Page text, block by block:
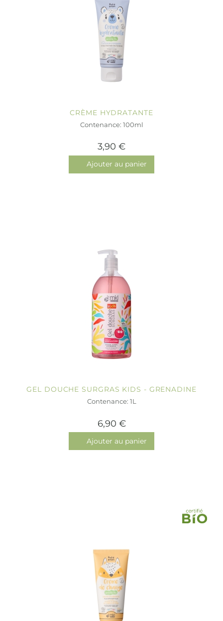
CRÈME HYDRATANTE
Contenance: 100ml
3,90 €
Ajouter au panier
GEL DOUCHE SURGRAS KIDS - GRENADINE
Contenance: 1L
6,90 €
Ajouter au panier